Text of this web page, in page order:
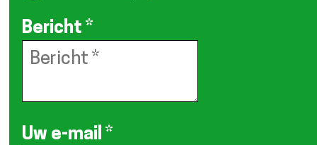
Bericht *
Uw e-mail *